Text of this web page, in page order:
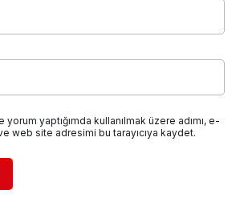
yaptığımda kullanılmak üzere adımı, e-
web site adresimi bu tarayıcıya kaydet.